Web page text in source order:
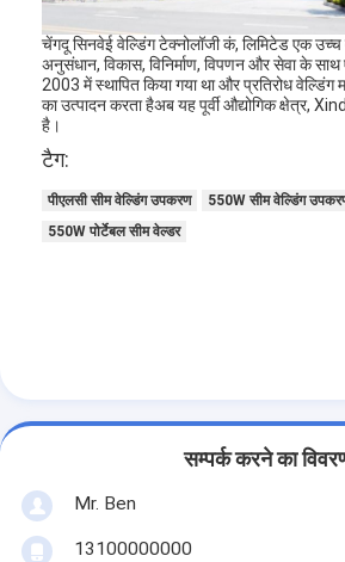
गुणवत्ता नियंत्रण
हमसे संपर्क करें
सभी मामलों
स्थिर स्पॉट वेल्डिंग मशीन
मल्टी हेड स्पॉट वेल्डिंग मशीन
चेंगदू सिनवेई वेल्डिंग टेक्नोलॉजी कं, लिमिटेड एक उच्च
अनुसंधान, विकास, विनिर्माण, विपणन और सेवा के
2003 में स्थापित किया गया था और प्रतिरोध वेल्डिंग
का उत्पादन करता हैअब यह पूर्वी औद्योगिक क्षेत्र,
है।
टैग:
पीएलसी सीम वेल्डिंग उपकरण
550W सीम वेल्डिंग
550W पोर्टेबल सीम वेल्डर
सम्पर्क करने का
Mr. Ben
13100000000